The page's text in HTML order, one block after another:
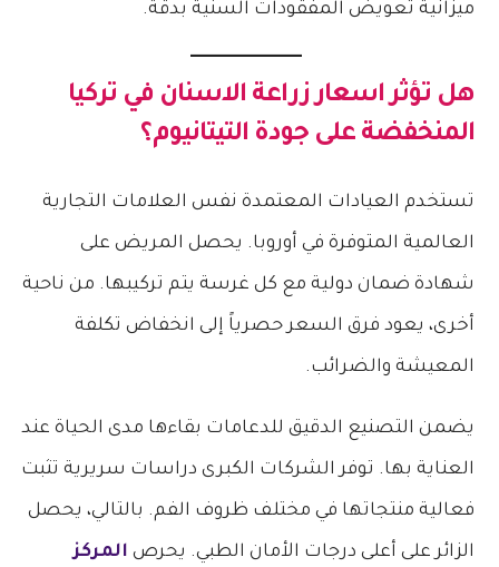
ميزانية تعويض المفقودات السنية بدقة.
هل تؤثراسعار زراعة الاسنان في تركيا
المنخفضة على جودة التيتانيوم؟
تستخدم العيادات المعتمدة نفس العلامات التجارية
العالمية المتوفرة في أوروبا. يحصل المريض على
شهادة ضمان دولية مع كل غرسة يتم تركيبها. من ناحية
أخرى، يعود فرق السعر حصرياً إلى انخفاض تكلفة
المعيشة والضرائب.
يضمن التصنيع الدقيق للدعامات بقاءها مدى الحياة عند
العناية بها. توفر الشركات الكبرى دراسات سريرية تثبت
فعالية منتجاتها في مختلف ظروف الفم. بالتالي، يحصل
الزائر على أعلى درجات الأمان الطبي. يحرص المركز